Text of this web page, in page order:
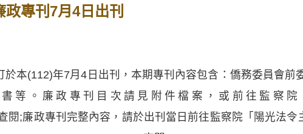
專刊7月4日出刊
於本(112)年7月4日出刊，本期專刊內容包含：僑務委員會前
等。廉政專刊目次請見附件檔案，或前往監察院
閱;廉政專刊完整內容，請於出刊當日前往監察院「陽光法令